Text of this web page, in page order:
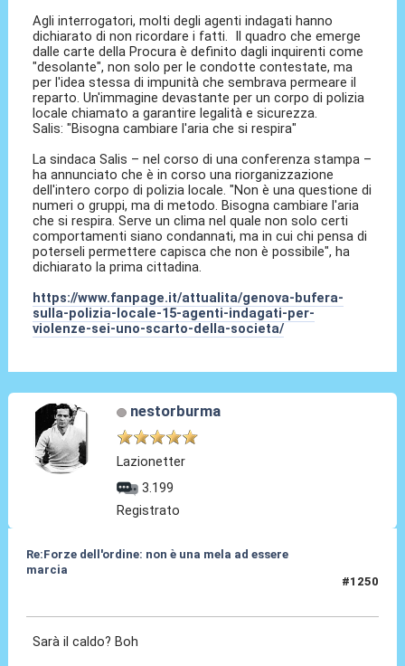
Agli interrogatori, molti degli agenti indagati hanno
dichiarato di non ricordare i fatti. Il quadro che emerge
dalle carte della Procura è definito dagli inquirenti come
"desolante", non solo per le condotte contestate, ma
per l'idea stessa di impunità che sembrava permeare il
reparto. Un'immagine devastante per un corpo di polizia
locale chiamato a garantire legalità e sicurezza.
Salis: "Bisogna cambiare l'aria che si respira"
La sindaca Salis – nel corso di una conferenza stampa –
ha annunciato che è in corso una riorganizzazione
dell'intero corpo di polizia locale. "Non è una questione di
numeri o gruppi, ma di metodo. Bisogna cambiare l'aria
che si respira. Serve un clima nel quale non solo certi
comportamenti siano condannati, ma in cui chi pensa di
poterseli permettere capisca che non è possibile", ha
dichiarato la prima cittadina.
https://www.fanpage.it/attualita/genova-bufera-
sulla-polizia-locale-15-agenti-indagati-per-
violenze-sei-uno-scarto-della-societa/
nestorburma
Lazionetter
3.199
Registrato
Re:Forze dell'ordine: non è una mela ad essere
marcia
#1250
Sarà il caldo? Boh